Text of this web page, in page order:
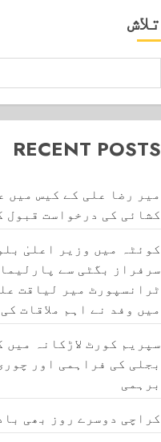
تلاش
RECENT POSTS
میر رضا علی کے کیس میں
کشائی کی درخواست قبول
کوئٹہ میں وزیر اعلیٰ
سرفراز بگٹی سے
ٹرانسپورٹ میر لیاقت
میں وفد نے اہم ملاقات
سپریم کورٹ لاڑکانہ
بجلی کی فراہمی اور
برہمی
کراچی دوسرے روز بھی